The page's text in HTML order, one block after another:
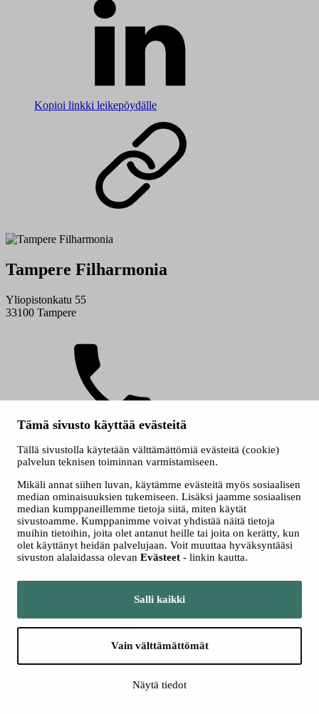
Tämä sivusto käyttää evästeitä
Tällä sivustolla käytetään välttämättömiä evästeitä (cookie)
palvelun teknisen toiminnan varmistamiseen.
Mikäli annat siihen luvan, käytämme evästeitä myös sosiaalisen
median ominaisuuksien tukemiseen. Lisäksi jaamme sosiaalisen
median kumppaneillemme tietoja siitä, miten käytät
sivustoamme. Kumppanimme voivat yhdistää näitä tietoja
muihin tietoihin, joita olet antanut heille tai joita on kerätty, kun
olet käyttänyt heidän palvelujaan. Voit muuttaa hyväksyntääsi
sivuston alalaidassa olevan Evästeet - linkin kautta.
Salli kaikki
Vain välttämättömät
Näytä tiedot
Kopioi linkki leikepöydälle
Tampere Filharmonia
Yliopistonkatu 55
33100 Tampere
Konsertit